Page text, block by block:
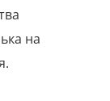
на